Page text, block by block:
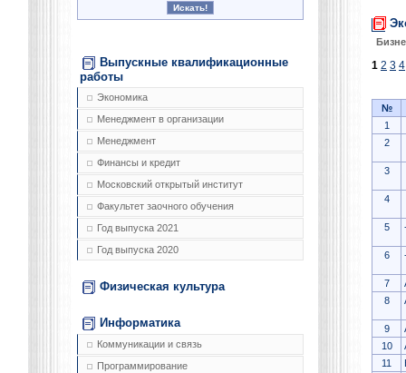
Выпускные квалификационные
работы
Экономика
Менеджмент в организации
Менеджмент
Финансы и кредит
Московский открытый институт
Факультет заочного обучения
Год выпуска 2021
Год выпуска 2020
Физическая культура
Информатика
Коммуникации и связь
Программирование
1 2 3 4
№
1
2
3
4
5
6
7
8
9
10
11